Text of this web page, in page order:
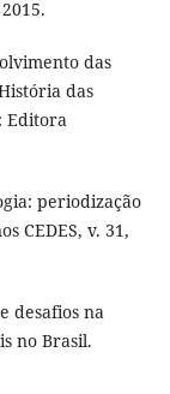
das
das
Editora
periodização
CEDES, v. 31,
desafios na
no Brasil.